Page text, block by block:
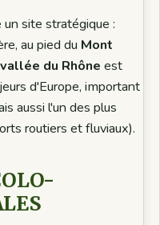
site stratégique :
au pied du Mont
vallée du Rhône est
d'Europe, important
aussi l'un des plus
routiers et fluviaux).